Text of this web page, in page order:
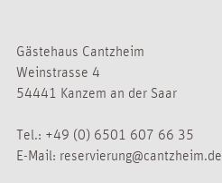
Gästehaus Cantzheim
Weinstrasse 4
54441 Kanzem an der Saar
Tel.: +49 (0) 6501 607 66 35
E-Mail: reservierung@cantzheim.de